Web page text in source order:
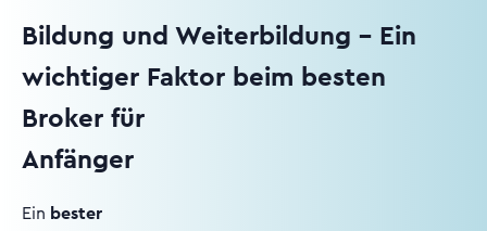
Bildung und Weiterbildung – Ein
wichtiger Faktor beim besten
Broker für
Anfänger
Ein bester